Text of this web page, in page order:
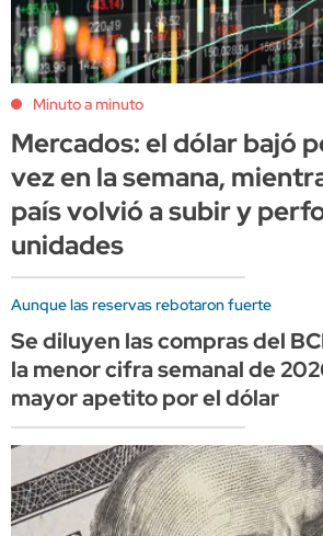
Minuto a minuto
Mercados: el dólar bajó
vez en la semana,
país volvió a subir y
unidades
Aunque las reservas rebotaron fuerte
Se diluyen las compras del
la menor cifra semanal de
mayor apetito por el dólar